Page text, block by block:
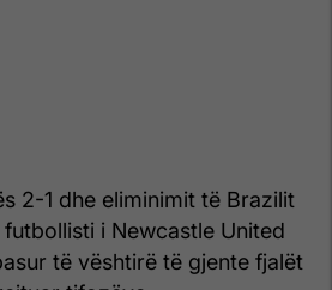
2-1 dhe eliminimit të Brazilit
i Newcastle United
të vështirë të gjente fjalët